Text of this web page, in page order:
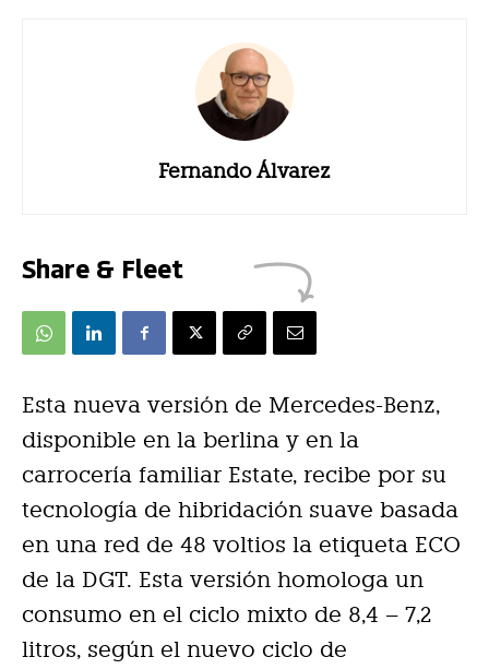
Fernando Álvarez
Share & Fleet
Esta nueva versión de Mercedes-Benz,
disponible en la berlina y en la
carrocería familiar Estate, recibe por su
tecnología de hibridación suave basada
en una red de 48 voltios la etiqueta ECO
de la DGT. Esta versión homologa un
consumo en el ciclo mixto de 8,4 – 7,2
litros, según el nuevo ciclo de